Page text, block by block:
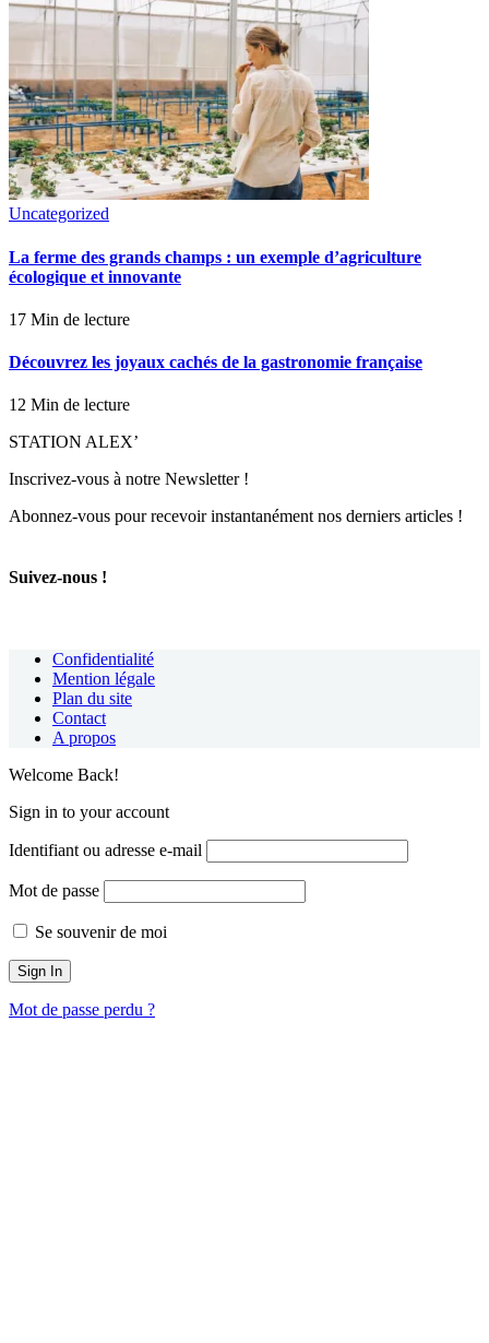
Uncategorized
La ferme des grands champs : un exemple d’agriculture
écologique et innovante
17 Min de lecture
Découvrez les joyaux cachés de la gastronomie française
12 Min de lecture
STATION ALEX’
Inscrivez-vous à notre Newsletter !
Abonnez-vous pour recevoir instantanément nos derniers articles !
Suivez-nous !
Confidentialité
Mention légale
Plan du site
Contact
A propos
Welcome Back!
Sign in to your account
Identifiant ou adresse e-mail
Mot de passe
Se souvenir de moi
Mot de passe perdu ?